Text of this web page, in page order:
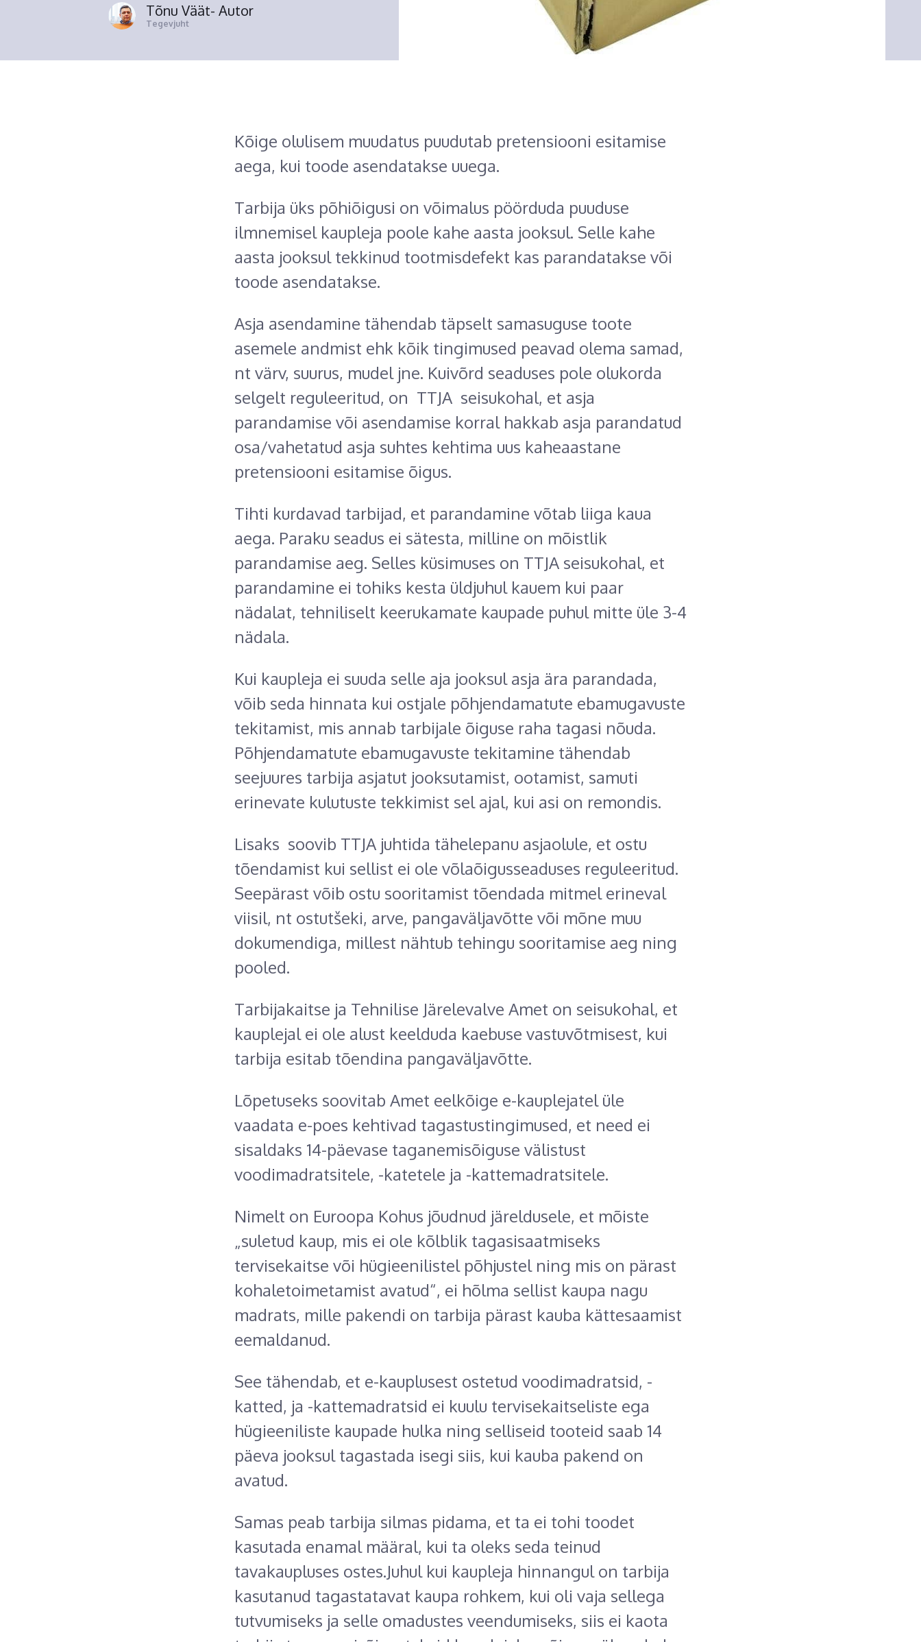
Tõnu Väät- Autor
Tegevjuht
Kõige olulisem muudatus puudutab pretensiooni esitamise
aega, kui toode asendatakse uuega.
Tarbija üks põhiõigusi on võimalus pöörduda puuduse
ilmnemisel kaupleja poole kahe aasta jooksul. Selle kahe
aasta jooksul tekkinud tootmisdefekt kas parandatakse või
toode asendatakse.
Asja asendamine tähendab täpselt samasuguse toote
asemele andmist ehk kõik tingimused peavad olema samad,
nt värv, suurus, mudel jne. Kuivõrd seaduses pole olukorda
selgelt reguleeritud, on TTJA seisukohal, et asja
parandamise või asendamise korral hakkab asja parandatud
osa/vahetatud asja suhtes kehtima uus kaheaastane
pretensiooni esitamise õigus.
Tihti kurdavad tarbijad, et parandamine võtab liiga kaua
aega. Paraku seadus ei sätesta, milline on mõistlik
parandamise aeg. Selles küsimuses on TTJA seisukohal, et
parandamine ei tohiks kesta üldjuhul kauem kui paar
nädalat, tehniliselt keerukamate kaupade puhul mitte üle 3-4
nädala.
Kui kaupleja ei suuda selle aja jooksul asja ära parandada,
võib seda hinnata kui ostjale põhjendamatute ebamugavuste
tekitamist, mis annab tarbijale õiguse raha tagasi nõuda.
Põhjendamatute ebamugavuste tekitamine tähendab
seejuures tarbija asjatut jooksutamist, ootamist, samuti
erinevate kulutuste tekkimist sel ajal, kui asi on remondis.
Lisaks soovib TTJA juhtida tähelepanu asjaolule, et ostu
tõendamist kui sellist ei ole võlaõigusseaduses reguleeritud.
Seepärast võib ostu sooritamist tõendada mitmel erineval
viisil, nt ostutšeki, arve, pangaväljavõtte või mõne muu
dokumendiga, millest nähtub tehingu sooritamise aeg ning
pooled.
Tarbijakaitse ja Tehnilise Järelevalve Amet on seisukohal, et
kauplejal ei ole alust keelduda kaebuse vastuvõtmisest, kui
tarbija esitab tõendina pangaväljavõtte.
Lõpetuseks soovitab Amet eelkõige e-kauplejatel üle
vaadata e-poes kehtivad tagastustingimused, et need ei
sisaldaks 14-päevase taganemisõiguse välistust
voodimadratsitele, -katetele ja -kattemadratsitele.
Nimelt on Euroopa Kohus jõudnud järeldusele, et mõiste
„suletud kaup, mis ei ole kõlblik tagasisaatmiseks
tervisekaitse või hügieenilistel põhjustel ning mis on pärast
kohaletoimetamist avatud“, ei hõlma sellist kaupa nagu
madrats, mille pakendi on tarbija pärast kauba kättesaamist
eemaldanud.
See tähendab, et e-kauplusest ostetud voodimadratsid, -
katted, ja -kattemadratsid ei kuulu tervisekaitseliste ega
hügieeniliste kaupade hulka ning selliseid tooteid saab 14
päeva jooksul tagastada isegi siis, kui kauba pakend on
avatud.
Samas peab tarbija silmas pidama, et ta ei tohi toodet
kasutada enamal määral, kui ta oleks seda teinud
tavakaupluses ostes.Juhul kui kaupleja hinnangul on tarbija
kasutanud tagastatavat kaupa rohkem, kui oli vaja sellega
tutvumiseks ja selle omadustes veendumiseks, siis ei kaota